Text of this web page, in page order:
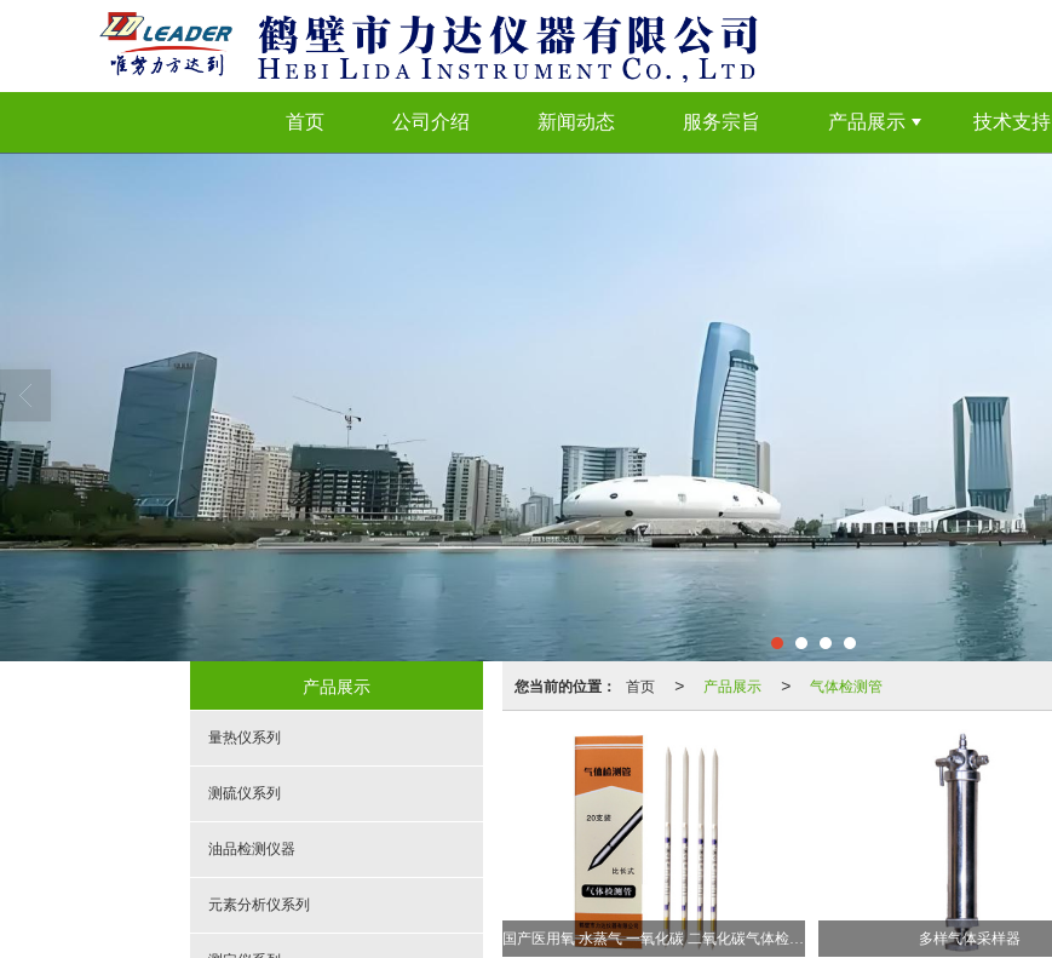
首页 公司介绍 新闻动态 服务宗旨 产品展示 技术支持
您当前的位置： 首页 > 产品展示 > 气体检测管
国产医用氧 水蒸气 一氧化碳 二氧化碳气体检测管 专供 多样气体采样器
产品展示
量热仪系列
测硫仪系列
油品检测仪器
元素分析仪系列